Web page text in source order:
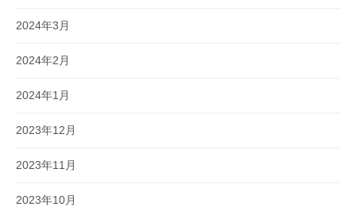
2024年3月
2024年2月
2024年1月
2023年12月
2023年11月
2023年10月